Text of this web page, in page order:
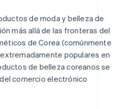
de moda y belleza de
más allá de las fronteras del
de Corea (comúnmente
populares en
de belleza coreanos se
comercio electrónico